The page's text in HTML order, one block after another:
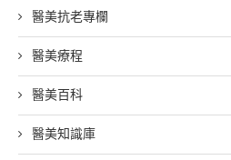
醫美抗老專欄
醫美療程
醫美百科
醫美知識庫